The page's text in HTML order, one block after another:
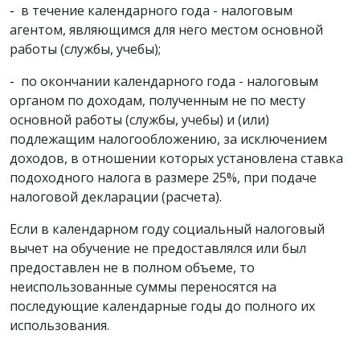
- в течение календарного года - налоговым
агентом, являющимся для него местом основной
работы (службы, учебы);
- по окончании календарного года - налоговым
органом по доходам, полученным не по месту
основной работы (службы, учебы) и (или)
подлежащим налогообложению, за исключением
доходов, в отношении которых установлена ставка
подоходного налога в размере 25%, при подаче
налоговой декларации (расчета).
Если в календарном году социальный налоговый
вычет на обучение не предоставлялся или был
предоставлен не в полном объеме, то
неиспользованные суммы переносятся на
последующие календарные годы до полного их
использования.